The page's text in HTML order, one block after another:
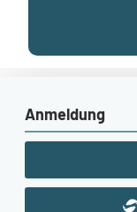
Anmeldung